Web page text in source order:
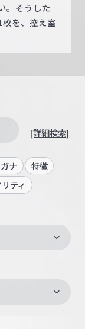
。そうした
を、控え室
[詳細検索]
ナ
特徴
ティ